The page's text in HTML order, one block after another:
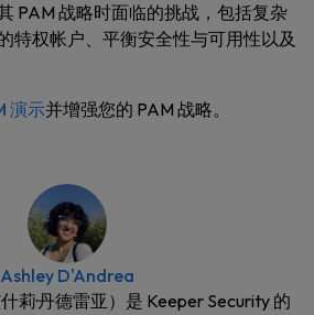
PAM 战略时面临的挑战，包括复杂
特权帐户、平衡安全性与可用性以及
演示并增强您的 PAM 战略。
Ashley D'Andrea
莉·丹德雷亚）是 Keeper Security 的